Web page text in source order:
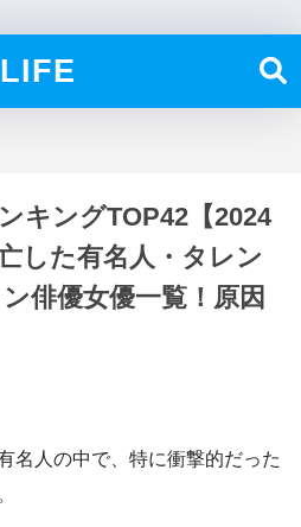
LIFE
キングTOP42【2024
した有名人・タレン
俳優女優一覧！原因
名人の中で、特に衝撃的だった